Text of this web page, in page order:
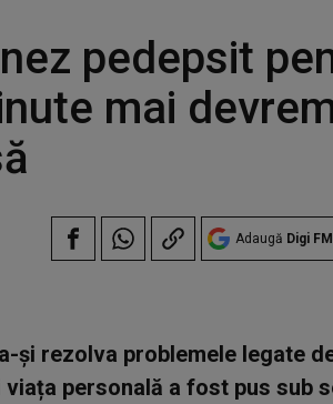
pedepsit
mai
Adaugă Digi FM
și rezolva problemele legate
personală a fost pus sub